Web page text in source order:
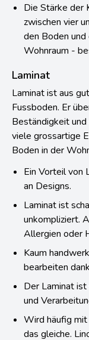
Die Stärke der
zwischen vier
den Boden
Wohnraum -
Laminat
Laminat ist aus
Fussboden. Er
Beständigkeit
viele grossartige
Boden in der
Ein Vorteil von
an Designs.
Laminat ist
unkompliziert.
Allergien oder
Kaum
bearbeiten
Der Laminat
und
Wird häufig
das gleiche.